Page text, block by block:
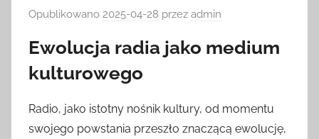
Opublikowano 2025-04-28 przez admin
Ewolucja radia jako medium
kulturowego
Radio, jako istotny nośnik kultury, od momentu
swojego powstania przeszło znaczącą ewolucję,